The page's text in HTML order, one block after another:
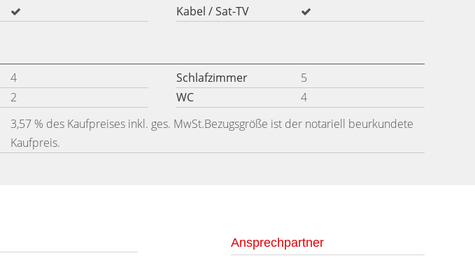
Kabel / Sat-TV
4 Schlafzimmer
5
2 WC
4
3,57 % des Kaufpreises inkl. ges. MwSt.Bezugsgröße ist der notariell beurkundete
Kaufpreis.
Ansprechpartner